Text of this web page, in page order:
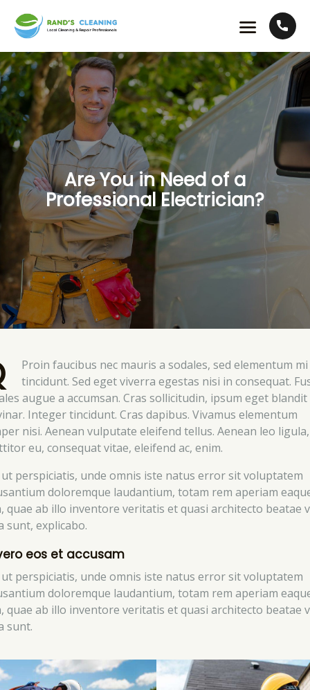
Are You in Need of a
Professional Electrician?
Proin faucibus nec mauris a sodales, sed elementum mi
tincidunt. Sed eget viverra egestas nisi in consequat.
augue a accumsan. Cras sollicitudin, ipsum eget blandit
Integer tincidunt. Cras dapibus. Vivamus elementum
nisi. Aenean vulputate eleifend tellus. Aenean leo ligula,
eu, consequat vitae, eleifend ac, enim.
ut perspiciatis, unde omnis iste natus error sit voluptatem
doloremque laudantium, totam rem aperiam
quae ab illo inventore veritatis et quasi architecto beatae
sunt, explicabo.
eos et accusam
ut perspiciatis, unde omnis iste natus error sit voluptatem
doloremque laudantium, totam rem aperiam
quae ab illo inventore veritatis et quasi architecto beatae
sunt.